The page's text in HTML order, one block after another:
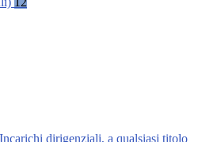
Incarichi dirigenziali, a qualsiasi titolo